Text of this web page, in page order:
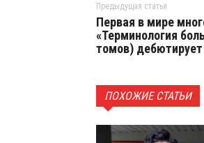
Предыдущая статья
Первая в мире
«Терминология
томов) дебютирует
ПОХОЖИЕ СТАТЬИ